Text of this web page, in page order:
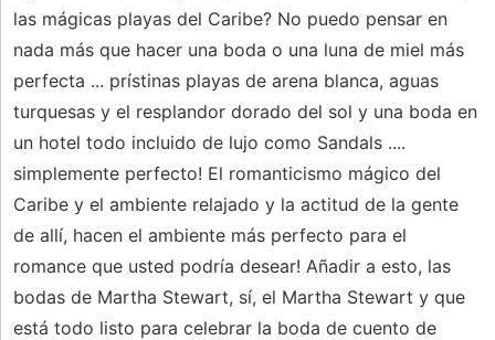
las mágicas playas del Caribe? No puedo pensar en
nada más que hacer una boda o una luna de miel más
perfecta ... prístinas playas de arena blanca, aguas
turquesas y el resplandor dorado del sol y una boda en
un hotel todo incluido de lujo como Sandals ....
simplemente perfecto! El romanticismo mágico del
Caribe y el ambiente relajado y la actitud de la gente
de allí, hacen el ambiente más perfecto para el
romance que usted podría desear! Añadir a esto, las
bodas de Martha Stewart, sí, el Martha Stewart y que
está todo listo para celebrar la boda de cuento de